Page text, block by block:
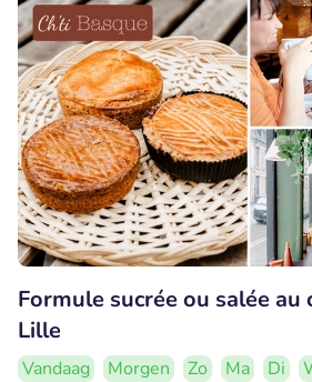
Formule sucrée ou salée au
Lille
Vandaag Morgen Zo Ma Di